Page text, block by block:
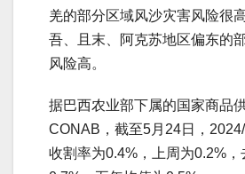
羌的部分区域风沙灾害风险很
吾、且末、阿克苏地区偏东的
风险高。
据巴西农业部下属的国家商品
CONAB，截至5月24日，
收割率为0.4%，上周为0.2%，